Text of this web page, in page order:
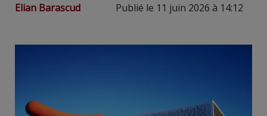
Elian Barascud Publié le 11 juin 2026 à 14:12